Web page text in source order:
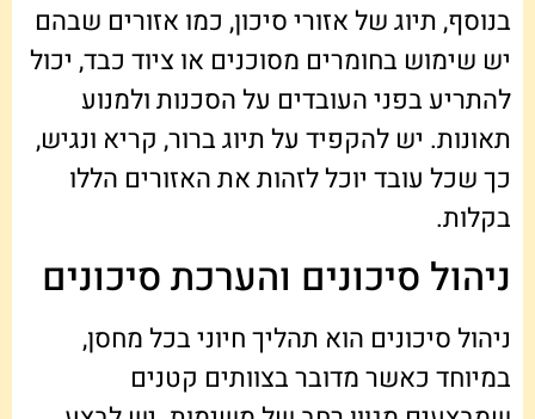
בנוסף, תיוג של אזורי סיכון, כמו אזורים שבהם
יש שימוש בחומרים מסוכנים או ציוד כבד, יכול
להתריע בפני העובדים על הסכנות ולמנוע
תאונות. יש להקפיד על תיוג ברור, קריא ונגיש,
כך שכל עובד יוכל לזהות את האזורים הללו
בקלות.
ניהול סיכונים והערכת סיכונים
ניהול סיכונים הוא תהליך חיוני בכל מחסן,
במיוחד כאשר מדובר בצוותים קטנים